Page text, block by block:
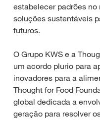
estabelecer padrões
soluções sustentáveis
futuros.
O Grupo KWS e a
um acordo plurio para
inovadores para a
Thought for Food
global dedicada a
geração para resolver